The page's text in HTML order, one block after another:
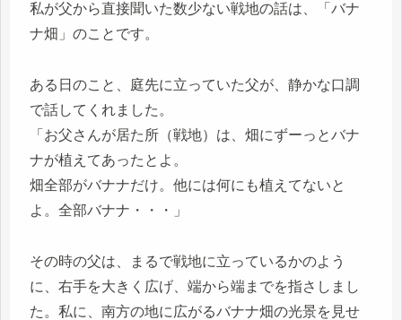
私が父から直接聞いた数少ない戦地の話は、「バナ
ナ畑」のことです。
ある日のこと、庭先に立っていた父が、静かな口調
で話してくれました。
「お父さんが居た所（戦地）は、畑にずーっとバナ
ナが植えてあったとよ。
畑全部がバナナだけ。他には何にも植えてないと
よ。全部バナナ・・・」
その時の父は、まるで戦地に立っているかのよう
に、右手を大きく広げ、端から端までを指さしまし
た。私に、南方の地に広がるバナナ畑の光景を見せ